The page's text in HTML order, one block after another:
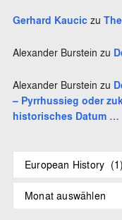
Gerhard Kaucic zu
Alexander Burstein zu
Alexander Burstein zu
– Pyrrhussieg oder
historisches Datum …
h